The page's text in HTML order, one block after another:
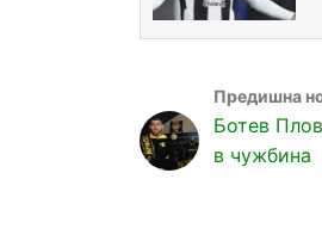
Ботев
в чужбина